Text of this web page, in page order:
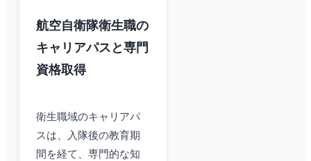
航空自衛隊衛生職の
キャリアパスと専門
資格取得
衛生職域のキャリアパ
スは、入隊後の教育期
間を経て、専門的な知